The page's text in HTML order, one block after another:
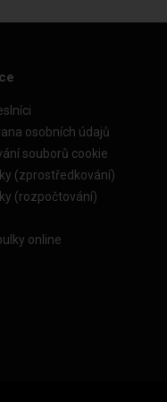
osobních údajů
souborů cookie
(zprostředkování)
(rozpočtování)
online